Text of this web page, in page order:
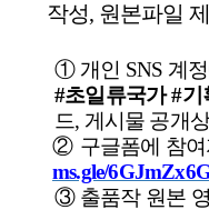
작성, 원본파일
① 개인 SNS 계
#초일류국가#기
드, 게시물 공개
② 구글폼에 참
ms.gle/
③ 출품작 원본